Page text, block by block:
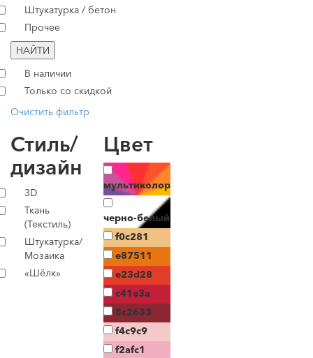
Штукатурка / бетон
Прочее
НАЙТИ
В наличии
Только со скидкой
Очистить фильтр
Стиль/
дизайн
3D
Ткань
(Текстиль)
Штукатурка/
Мозаика
«Шёлк»
Цвет
мультиколор
черно-белый
f0c281
e87511
e23d28
c41e3a
8c2633
f4c9c9
f2afc1